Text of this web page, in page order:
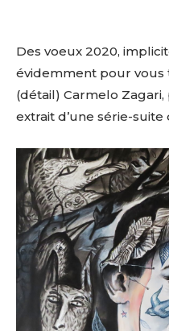
Des voeux 2020,
évidemment pour vous
(détail) Carmelo
extrait d’une série-suite